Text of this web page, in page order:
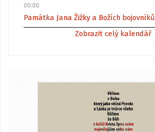
00:00
Památka Jana Žižky a Božích bojovníků
Zobrazit celý kalendář